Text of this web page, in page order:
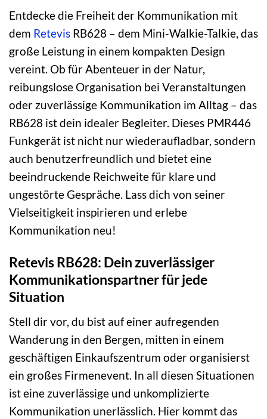
Entdecke die Freiheit der Kommunikation mit
dem Retevis RB628 – dem Mini-Walkie-Talkie, das
große Leistung in einem kompakten Design
vereint. Ob für Abenteuer in der Natur,
reibungslose Organisation bei Veranstaltungen
oder zuverlässige Kommunikation im Alltag – das
RB628 ist dein idealer Begleiter. Dieses PMR446
Funkgerät ist nicht nur wiederaufladbar, sondern
auch benutzerfreundlich und bietet eine
beeindruckende Reichweite für klare und
ungestörte Gespräche. Lass dich von seiner
Vielseitigkeit inspirieren und erlebe
Kommunikation neu!
Retevis RB628: Dein zuverlässiger
Kommunikationspartner für jede
Situation
Stell dir vor, du bist auf einer aufregenden
Wanderung in den Bergen, mitten in einem
geschäftigen Einkaufszentrum oder organisierst
ein großes Firmenevent. In all diesen Situationen
ist eine zuverlässige und unkomplizierte
Kommunikation unerlässlich. Hier kommt das